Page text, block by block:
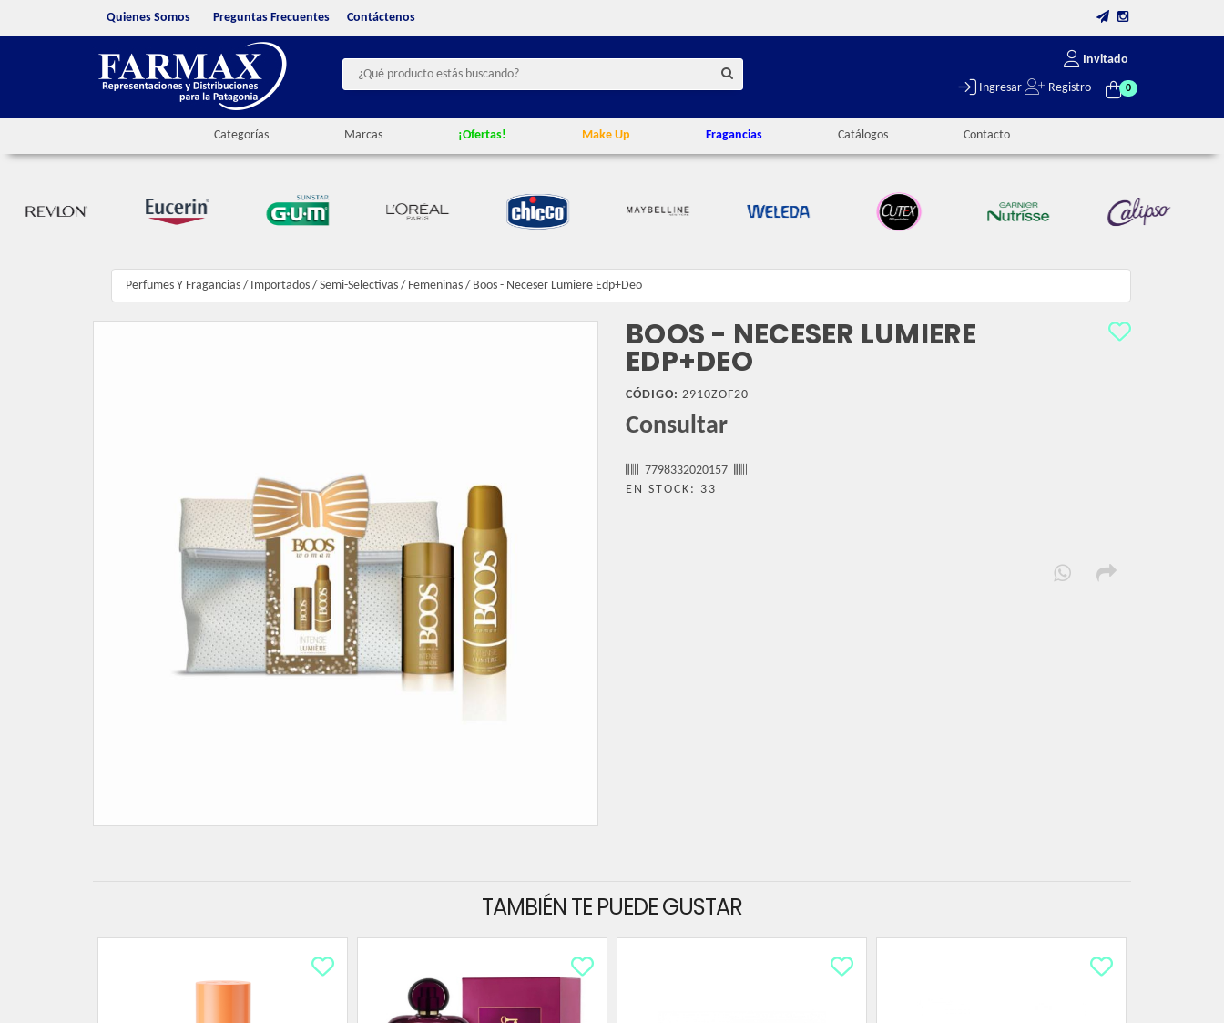
Quienes Somos Preguntas Frecuentes Contáctenos
Invitado
Ingresar Registro 0
Categorías Marcas ¡Ofertas! Make Up Fragancias Catálogos Contacto
Perfumes Y Fragancias / Importados / Semi-Selectivas / Femeninas / Boos - Neceser Lumiere Edp+Deo
BOOS - NECESER LUMIERE
EDP+DEO
CÓDIGO: 2910ZOF20
Consultar
7798332020157
EN STOCK: 33
TAMBIÉN TE PUEDE GUSTAR